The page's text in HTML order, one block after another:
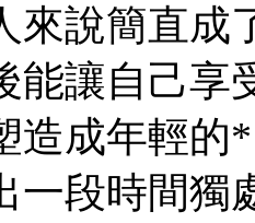
來說簡直成
能讓自己享
造成年輕的
一段時間獨